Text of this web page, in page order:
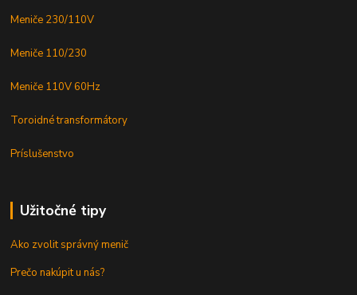
Meniče 230/110V
Meniče 110/230
Meniče 110V 60Hz
Toroidné transformátory
Príslušenstvo
Užitočné tipy
Ako zvolit správný menič
Prečo nakúpit u nás?